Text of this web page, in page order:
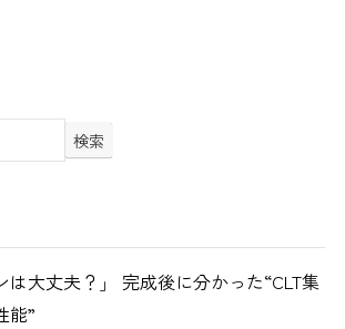
検索
は大丈夫？」 完成後に分かった“CLT集
能”